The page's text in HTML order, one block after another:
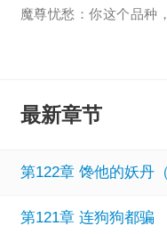
魔尊忧愁：你这个品种
她被魔尊往正道修士里
【法宝三千幻境：虹剑
她是一心付出、不求
最新章节
第122章 馋他的妖丹
第121章 连狗狗都骗